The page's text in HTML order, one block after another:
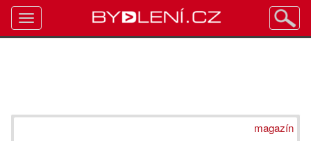
magazín
Toggle
navigation